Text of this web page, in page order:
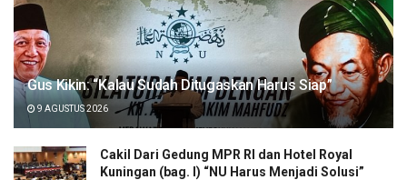
Gus Kikin: “Kalau Sudah Ditugaskan Harus Siap”
9 AGUSTUS 2026
Cakil Dari Gedung MPR RI dan Hotel Royal
Kuningan (bag. I) “NU Harus Menjadi Solusi”